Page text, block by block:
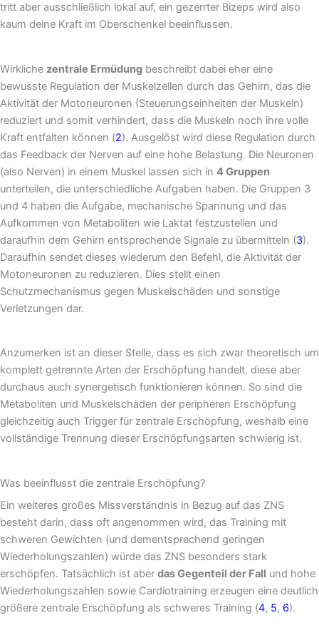
tritt aber ausschließlich lokal auf, ein gezerrter Bizeps wird also
kaum deine Kraft im Oberschenkel beeinflussen.
Wirkliche zentrale Ermüdung beschreibt dabei eher eine
bewusste Regulation der Muskelzellen durch das Gehirn, das die
Aktivität der Motoneuronen (Steuerungseinheiten der Muskeln)
reduziert und somit verhindert, dass die Muskeln noch ihre volle
Kraft entfalten können (2). Ausgelöst wird diese Regulation durch
das Feedback der Nerven auf eine hohe Belastung. Die Neuronen
(also Nerven) in einem Muskel lassen sich in 4 Gruppen
unterteilen, die unterschiedliche Aufgaben haben. Die Gruppen 3
und 4 haben die Aufgabe, mechanische Spannung und das
Aufkommen von Metaboliten wie Laktat festzustellen und
daraufhin dem Gehirn entsprechende Signale zu übermitteln (3).
Daraufhin sendet dieses wiederum den Befehl, die Aktivität der
Motoneuronen zu reduzieren. Dies stellt einen
Schutzmechanismus gegen Muskelschäden und sonstige
Verletzungen dar.
Anzumerken ist an dieser Stelle, dass es sich zwar theoretisch um
komplett getrennte Arten der Erschöpfung handelt, diese aber
durchaus auch synergetisch funktionieren können. So sind die
Metaboliten und Muskelschäden der peripheren Erschöpfung
gleichzeitig auch Trigger für zentrale Erschöpfung, weshalb eine
vollständige Trennung dieser Erschöpfungsarten schwierig ist.
Was beeinflusst die zentrale Erschöpfung?
Ein weiteres großes Missverständnis in Bezug auf das ZNS
besteht darin, dass oft angenommen wird, das Training mit
schweren Gewichten (und dementsprechend geringen
Wiederholungszahlen) würde das ZNS besonders stark
erschöpfen. Tatsächlich ist aber das Gegenteil der Fall und hohe
Wiederholungszahlen sowie Cardiotraining erzeugen eine deutlich
größere zentrale Erschöpfung als schweres Training (4, 5, 6).